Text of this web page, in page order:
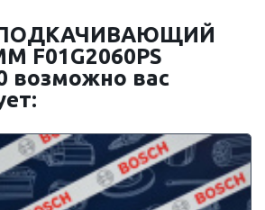
F01G2060PS
возможно вас